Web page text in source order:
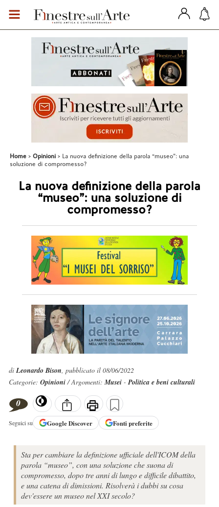
Home Opinioni
La nuova definizione della parola “museo”: una
soluzione di compromesso?
La nuova definizione della parola
“museo”: una soluzione di
compromesso?
diLeonardo Bison, pubblicato il 08/06/2022
Categorie: Opinioni/ Argomenti:Musei-Politica e beni culturali
0
Seguici su GoogleDiscover Fonti preferite
Sta per cambiare la definizione ufficiale dell'ICOM della
parola “museo”, con una soluzione che suona di
compromesso, dopo tre anni di lungo e difficile dibattito,
e una catena di dimissioni. Risolverà i dubbi su cosa
dev'essere un museo nel XXI secolo?